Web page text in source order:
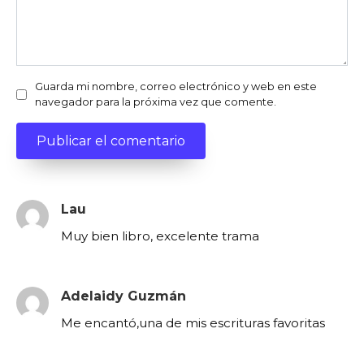
Guarda mi nombre, correo electrónico y web en este
navegador para la próxima vez que comente.
Lau
Muy bien libro, excelente trama
Adelaidy Guzmán
Me encantó,una de mis escrituras favoritas